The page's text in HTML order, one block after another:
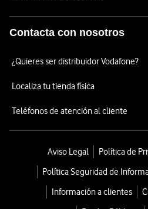
Contacta con nosotros
¿Quieres ser distribuidor Vodafone?
Localiza tu tienda física
Teléfonos de atención al cliente
Aviso Legal
Política de
Política Seguridad de
Información a clientes